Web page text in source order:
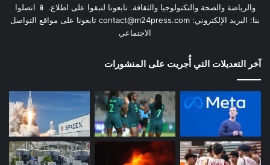
والرياضة والصحة والتكنولوجيا والثقافة. تابعونا لتبقوا على اطلاع. 📱 اتصلوا
بنا: البريد الإلكتروني: contact@m24press.com تابعونا على مواقع التواصل
الاجتماعي
آخر التعديلات التي أُجريت على المنشورات